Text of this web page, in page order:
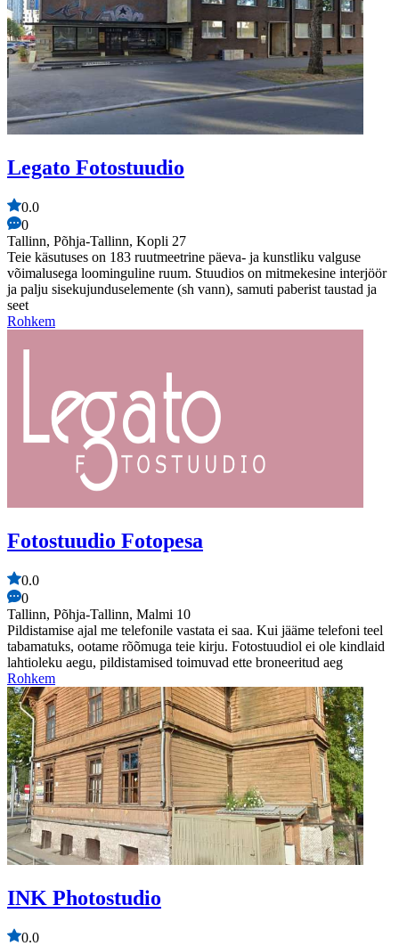
Legato Fotostuudio
0.0
0
Tallinn, Põhja-Tallinn, Kopli 27
Teie käsutuses on 183 ruutmeetrine päeva- ja kunstliku valguse
võimalusega loominguline ruum. Stuudios on mitmekesine interjöör
ja palju sisekujunduselemente (sh vann), samuti paberist taustad ja
seet
Rohkem
Fotostuudio Fotopesa
0.0
0
Tallinn, Põhja-Tallinn, Malmi 10
Pildistamise ajal me telefonile vastata ei saa. Kui jääme telefoni teel
tabamatuks, ootame rõõmuga teie kirju. Fotostuudiol ei ole kindlaid
lahtioleku aegu, pildistamised toimuvad ette broneeritud aeg
Rohkem
INK Photostudio
0.0